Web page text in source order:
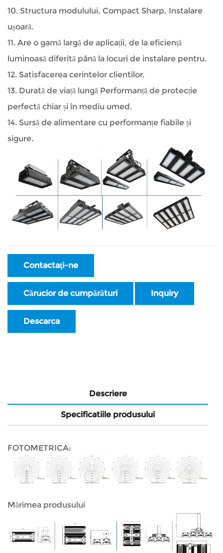
10. Structura modulului, Compact Sharp, Instalare
ușoară.
11. Are o gamă largă de aplicații, de la eficiență
luminoasă diferită până la locuri de instalare pentru.
12. Satisfacerea cerintelor clientilor.
13. Durată de viață lungă Performanță de protecție
perfectă chiar și în mediu umed.
14. Sursă de alimentare cu performanțe fiabile și
sigure.
Contactaţi-ne
Cărucior de cumpărături Inquiry
Descarca
Descriere
Specificatiile produsului
FOTOMETRICA:
Mărimea produsului